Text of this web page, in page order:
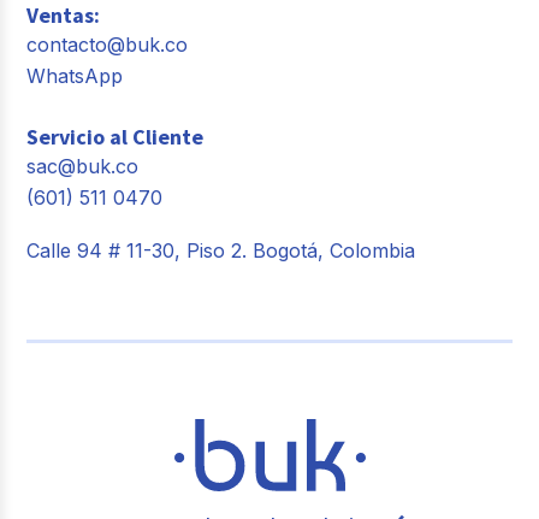
Ventas:
contacto@buk.co
WhatsApp
Servicio al Cliente
sac@buk.co
(601) 511 0470
Calle 94 # 11-30, Piso 2. Bogotá, Colombia